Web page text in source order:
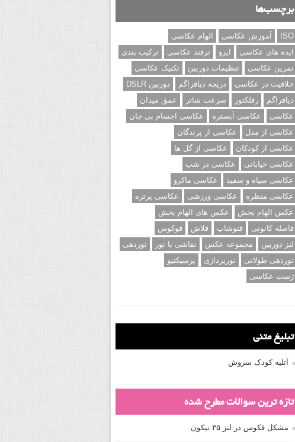
برچسب‌ها
ISO آموزش عکاسی
الهام عکاسی
ایده های عکاسی
ایزو ترفند عکاسی
ترکیب بندی
تمرین عکاسی
تنظیمات دوربین
تکنیک عکاسی
خلاقیت در عکاسی
دریچه دیافراگم
دوربین DSLR
دیافراگم
رفلکتور سرعت شاتر
عمق میدان
عکاسی
عکاسی آبستره
عکاسی اجسام بی جان
عکاسی از مدل
عکاسی از پرندگان
عکاسی از کودکان
عکاسی از گل ها
عکاسی خیابانی
عکاسی در شب
عکاسی سیاه و سفید
عکاسی ماکرو
عکاسی منظره
عکاسی ورزشی
عکاسی پرتره
عکس الهام بخش
عکس های الهام بخش
فاصله کانونی
فتوشاپ فلاش
فوکوس
لنز دوربین
مجموعه عکس نقاشی با نور
نوردهی
نوردهی طولانی
نورپردازی
پرسپکتیو
ژست عکاسی
تبلیغ متنی
آتلیه کودک سروش
تازه ترین سوالات مطرح شده
مشکل فکوس در لنز ۳۵ نیکون